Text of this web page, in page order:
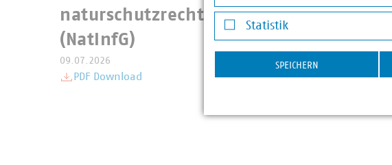
naturschutzrechtlichen
(NatInfG)
09.07.2026
PDF Download
Darstellung von YouTube-Videos
Statistik
Statistik
SPEICHERN